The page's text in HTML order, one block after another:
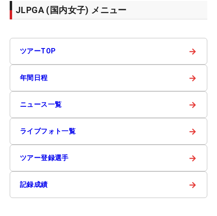
JLPGA (国内女子) メニュー
ツアーTOP →
年間日程 →
ニュース一覧 →
ライブフォト一覧 →
ツアー登録選手 →
記録成績 →